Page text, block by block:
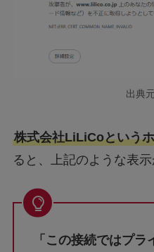
出典
株式会社LiLiCoという
ると、上記のような表示
「この接続ではプ